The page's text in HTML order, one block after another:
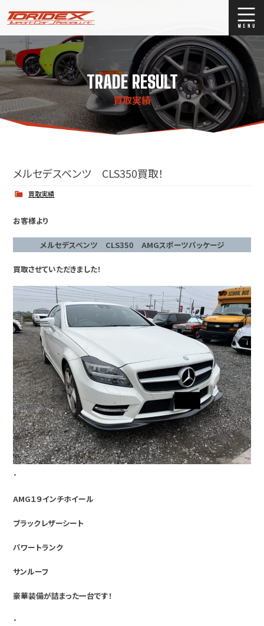
ブログ
Stock list
ストックリスト
買取
TRADE RESULT
買取実績
メルセデスベンツ CLS350買取！
買取実績
お客様より
メルセデスベンツ CLS350 AMGスポーツパッケージ
買取させていただきました！
・
AMG１９インチホイール
ブラックレザーシート
パワートランク
サンルーフ
豪華装備が詰まった一台です！
・